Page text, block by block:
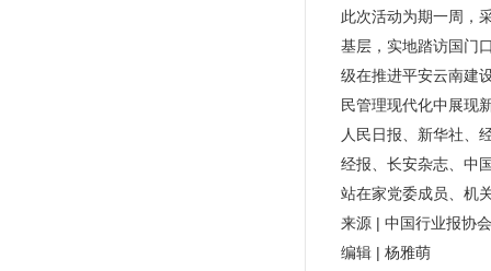
此次活动为期一周，
基层，实地踏访国门
级在推进平安云南建
民管理现代化中展现
人民日报、新华社、
经报、长安杂志、中
站在家党委成员、机
来源 | 中国行业报协会
编辑 | 杨雅萌